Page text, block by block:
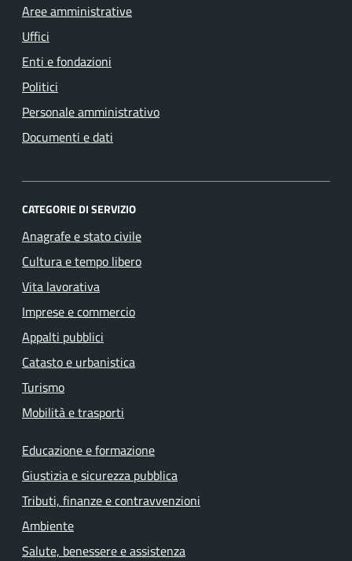
Aree amministrative
Uffici
Enti e fondazioni
Politici
Personale amministrativo
Documenti e dati
CATEGORIE DI SERVIZIO
Anagrafe e stato civile
Cultura e tempo libero
Vita lavorativa
Imprese e commercio
Appalti pubblici
Catasto e urbanistica
Turismo
Mobilità e trasporti
Educazione e formazione
Giustizia e sicurezza pubblica
Tributi, finanze e contravvenzioni
Ambiente
Salute, benessere e assistenza